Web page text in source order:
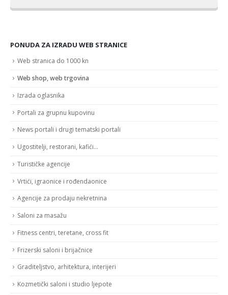
PONUDA ZA IZRADU WEB STRANICE
Web stranica do 1000 kn
Web shop, web trgovina
Izrada oglasnika
Portali za grupnu kupovinu
News portali i drugi tematski portali
Ugostitelji, restorani, kafići…
Turističke agencije
Vrtići, igraonice i rođendaonice
Agencije za prodaju nekretnina
Saloni za masažu
Fitness centri, teretane, cross fit
Frizerski saloni i brijačnice
Graditeljstvo, arhitektura, interijeri
Kozmetički saloni i studio ljepote